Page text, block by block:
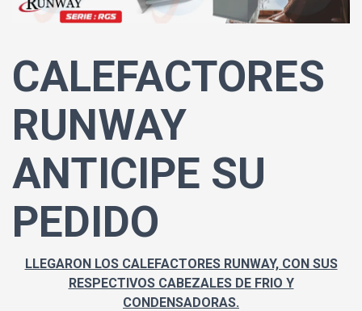
CALEFACTORES
RUNWAY
ANTICIPE SU
PEDIDO
LLEGARON LOS CALEFACTORES RUNWAY, CON SUS
RESPECTIVOS CABEZALES DE FRIO Y
CONDENSADORAS.